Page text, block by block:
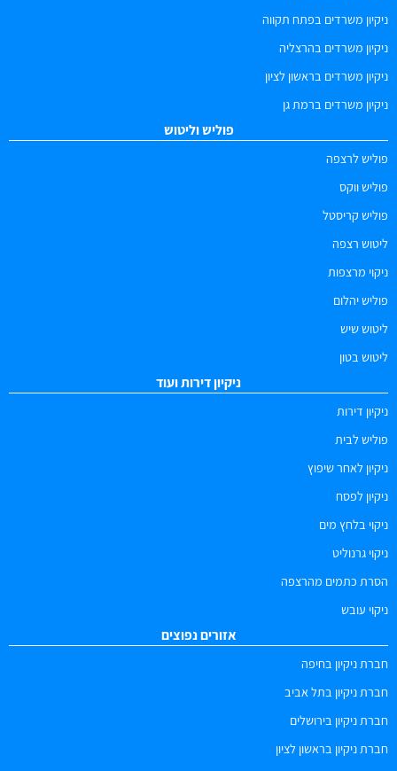
ניקיון משרדים בפתח תקווה
ניקיון משרדים בהרצליה
ניקיון משרדים בראשון לציון
ניקיון משרדים ברמת גן
פוליש וליטוש
פוליש לרצפה
פוליש ווקס
פוליש קריסטל
ליטוש רצפה
ניקוי מרצפות
פוליש יהלום
ליטוש שיש
ליטוש בטון
ניקיון דירות ועוד
ניקיון דירות
פוליש לבית
ניקיון לאחר שיפוץ
ניקיון לפסח
ניקוי בלחץ מים
ניקוי גרנוליט
הסרת כתמים מהרצפה
ניקוי עובש
אזורים נפוצים
חברת ניקיון בחיפה
חברת ניקיון בתל אביב
חברת ניקיון בירושלים
חברת ניקיון בראשון לציון